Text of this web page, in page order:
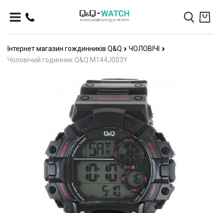
Інтернет магазин гождинників Q&Q
ЧОЛОВІЧІ
Чоловічий годинник Q&Q M144J003Y